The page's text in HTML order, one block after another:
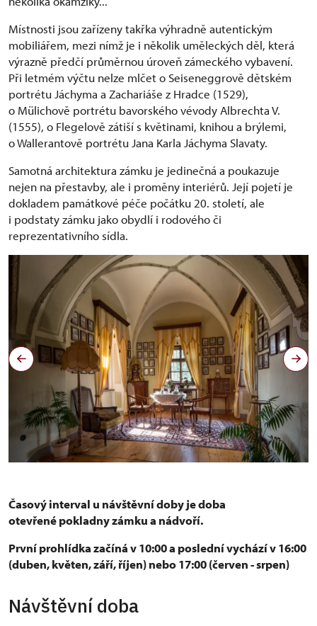
Místnosti jsou zařízeny takřka výhradně autentickým
mobiliářem, mezi nímž je i několik uměleckých děl, která
výrazně předčí průměrnou úroveň zámeckého vybavení.
Při letmém výčtu nelze mlčet o Seiseneggrově dětském
portrétu Jáchyma a Zachariáše z Hradce (1529),
o Mülichově portrétu bavorského vévody Albrechta V.
(1555), o Flegelově zátiší s květinami, knihou a brýlemi,
o Wallerantově portrétu Jana Karla Jáchyma Slavaty.
Samotná architektura zámku je jedinečná a poukazuje
nejen na přestavby, ale i proměny interiérů. Její pojetí je
dokladem památkové péče počátku 20. století, ale
i podstaty zámku jako obydlí i rodového či
reprezentativního sídla.
Časový interval u návštěvní doby je doba
otevřené pokladny zámku a nádvoří.
První prohlídka začíná v 10:00 a poslední vychází v 16:00
(duben, květen, září, říjen) nebo 17:00 (červen - srpen)
Návštěvní doba